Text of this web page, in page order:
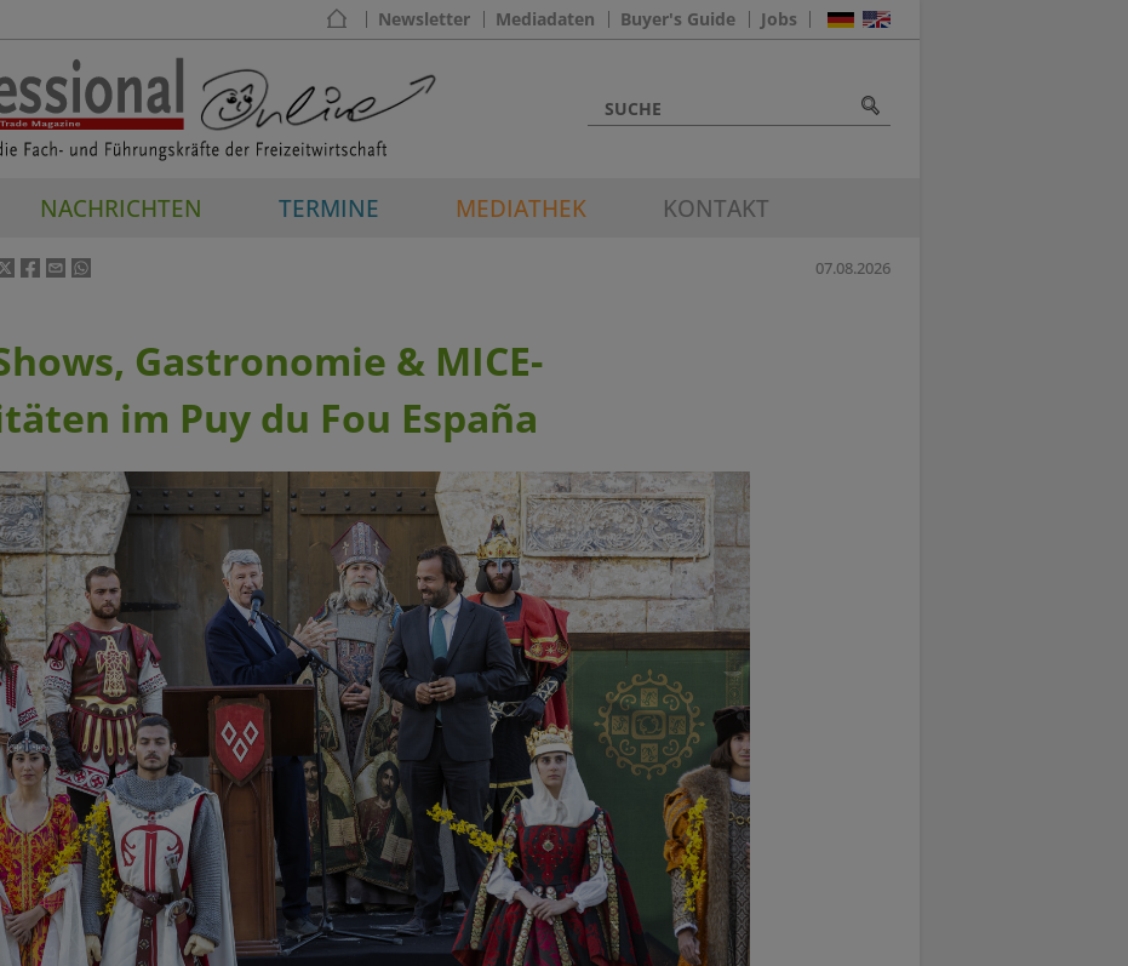
Newsletter Mediadaten Buyer's Guide Jobs
NACHRICHTEN TERMINE MEDIATHEK KONTAKT
07.08.2026
Gastronomie & MICE-
im Puy du Fou España